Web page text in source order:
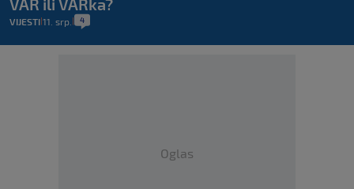
VIJESTI 11. srp. 4
Oglas